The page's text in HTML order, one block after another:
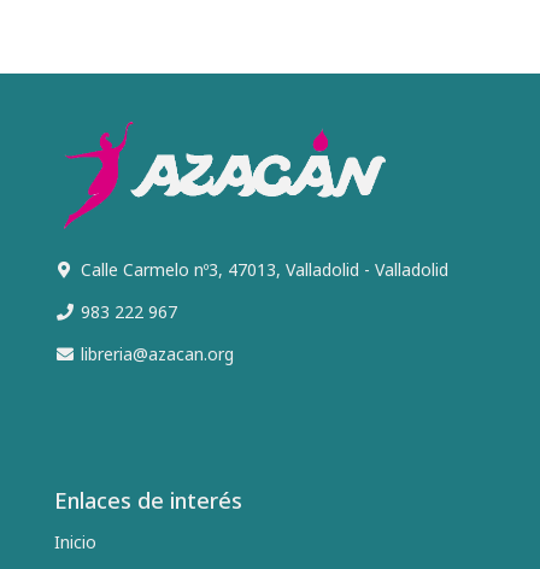
Calle Carmelo nº3, 47013, Valladolid - Valladolid
983 222 967
libreria@azacan.org
Enlaces de interés
Inicio